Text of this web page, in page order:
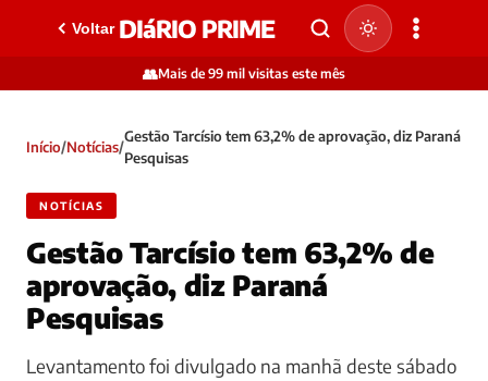
Voltar DIáRIO PRIME
👥Mais de 99 mil visitas este mês
Início/Notícias/
Gestão Tarcísio tem 63,2% de aprovação, diz Paraná
Pesquisas
NOTÍCIAS
Gestão Tarcísio tem 63,2% de
aprovação, diz Paraná
Pesquisas
Levantamento foi divulgado na manhã deste sábado